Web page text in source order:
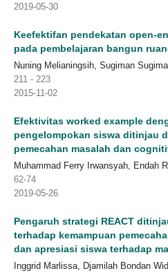
2019-05-30
Keefektifan pendekatan open-
pada pembelajaran bangun
Nuning Melianingsih, Sugiman
211 - 223
2015-11-02
Efektivitas worked example
pengelompokan siswa ditinjau
pemecahan masalah dan
Muhammad Ferry Irwansyah, Endah
62-74
2019-05-26
Pengaruh strategi REACT
terhadap kemampuan
dan apresiasi siswa terhadap
Inggrid Marlissa, Djamilah Bondan